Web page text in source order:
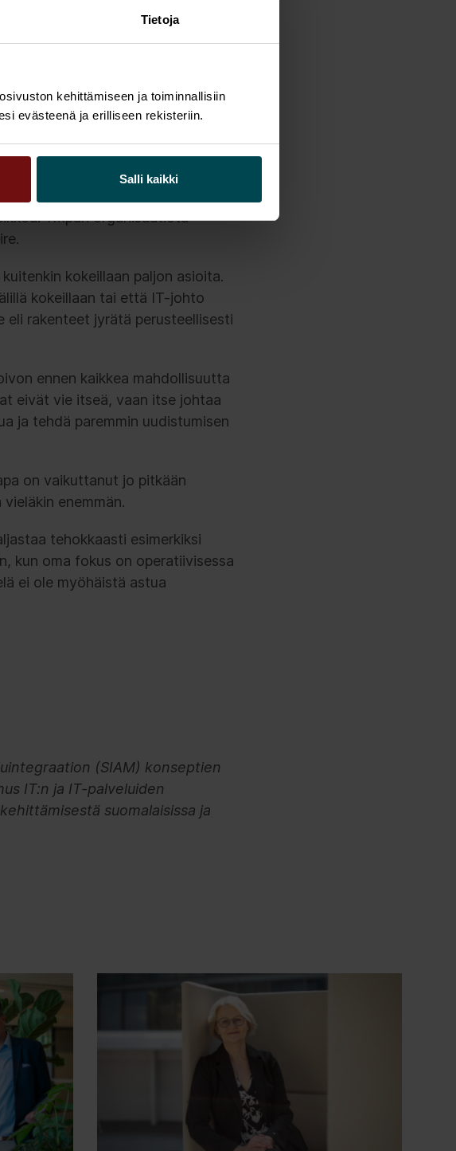
Tietoja
kehittämiseen ja toiminnallisiin
evästeenä ja erilliseen rekisteriin.
Salli kaikki
toimintamalleihin. Arki on
ja samat ongelmat
Ympäri organisaatiota
kokeillaan paljon asioita.
kokeillaan tai että IT-johto
rakenteet jyrätä perusteellisesti
ennen kaikkea mahdollisuutta
eivät vie itseä, vaan itse johtaa
ja tehdä paremmin uudistumisen
on vaikuttanut jo pitkään
enemmän.
tehokkaasti esimerkiksi
kun oma fokus on operatiivisessa
ei ole myöhäistä astua
(SIAM) konseptien
IT:n ja IT-palveluiden
suomalaisissa ja